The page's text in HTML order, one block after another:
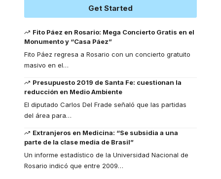
Get Started
Fito Páez en Rosario: Mega Concierto Gratis en el
Monumento y “Casa Páez”
Fito Páez regresa a Rosario con un concierto gratuito
masivo en el…
Presupuesto 2019 de Santa Fe: cuestionan la
reducción en Medio Ambiente
El diputado Carlos Del Frade señaló que las partidas
del área para…
Extranjeros en Medicina: “Se subsidia a una
parte de la clase media de Brasil”
Un informe estadístico de la Universidad Nacional de
Rosario indicó que entre 2009…